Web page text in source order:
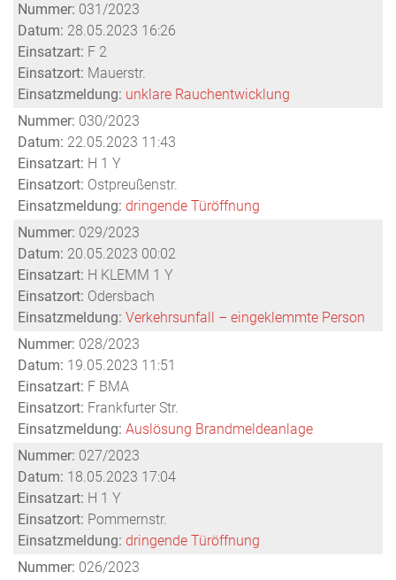
Nummer: 031/2023
Datum: 28.05.2023 16:26
Einsatzart: F 2
Einsatzort: Mauerstr.
Einsatzmeldung: unklare Rauchentwicklung
Nummer: 030/2023
Datum: 22.05.2023 11:43
Einsatzart: H 1 Y
Einsatzort: Ostpreußenstr.
Einsatzmeldung: dringende Türöffnung
Nummer: 029/2023
Datum: 20.05.2023 00:02
Einsatzart: H KLEMM 1 Y
Einsatzort: Odersbach
Einsatzmeldung: Verkehrsunfall – eingeklemmte Person
Nummer: 028/2023
Datum: 19.05.2023 11:51
Einsatzart: F BMA
Einsatzort: Frankfurter Str.
Einsatzmeldung: Auslösung Brandmeldeanlage
Nummer: 027/2023
Datum: 18.05.2023 17:04
Einsatzart: H 1 Y
Einsatzort: Pommernstr.
Einsatzmeldung: dringende Türöffnung
Nummer: 026/2023